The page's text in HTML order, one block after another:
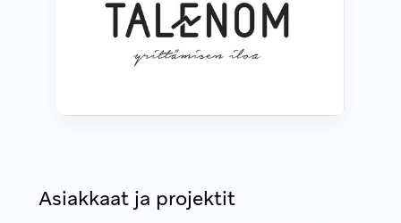
Asiakkaat ja projektit